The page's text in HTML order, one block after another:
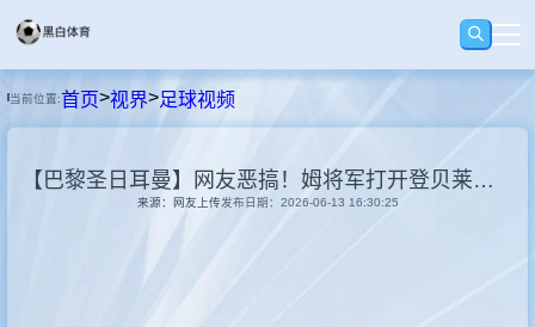
足球
当前位置:首页>视界>足球视频
【巴黎圣日耳曼】网友恶搞！姆将军打开登贝莱家冰箱，里面全是奖杯，登贝莱太坏了
来源：网友上传发布日期：2026-06-13 16:30:25